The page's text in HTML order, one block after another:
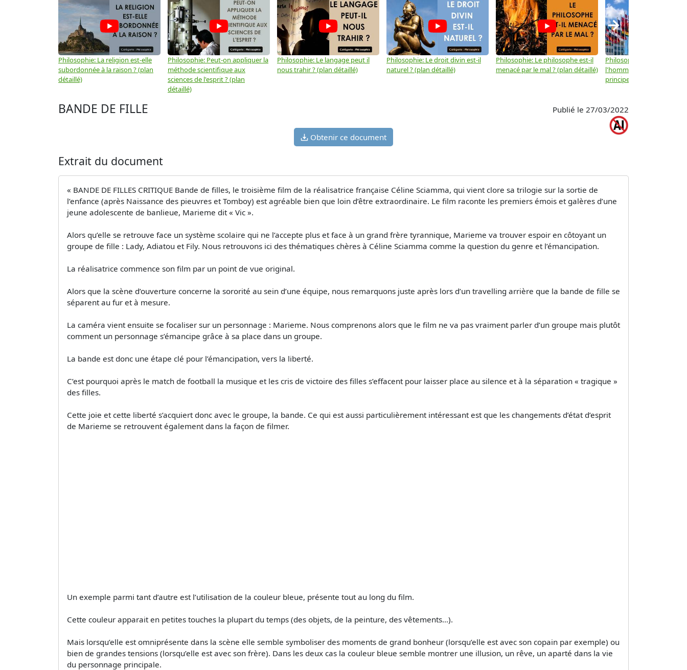
Philosophie: La religion est-elle
subordonnée à la raison ? (plan
détaillé)
Philosophie: Peut-on appliquer la
méthode scientifique aux
sciences de l'esprit ? (plan
détaillé)
Philosophie: Le langage peut il
nous trahir ? (plan détaillé)
Philosophie: Le droit divin est-il
naturel ? (plan détaillé)
Philosophie: Le philosophe est-il
menacé par le mal ? (plan détaillé)
Philosophie: Les droits de
l'homme ne sont-ils que
principes moraux ? (plan
→
BANDE DE FILLE Publié le 27/03/2022
Obtenir ce document
Extrait du document
« BANDE DE FILLES CRITIQUE Bande de filles, le troisième film de la réalisatrice française Céline Sciamma, qui vient clore sa trilogie sur la sortie de
l’enfance (après Naissance des pieuvres et Tomboy) est agréable bien que loin d’être extraordinaire. Le film raconte les premiers émois et galères d’une
jeune adolescente de banlieue, Marieme dit « Vic ».
Alors qu’elle se retrouve face un système scolaire qui ne l’accepte plus et face à un grand frère tyrannique, Marieme va trouver espoir en côtoyant un
groupe de fille : Lady, Adiatou et Fily. Nous retrouvons ici des thématiques chères à Céline Sciamma comme la question du genre et l’émancipation.
La réalisatrice commence son film par un point de vue original.
Alors que la scène d’ouverture concerne la sororité au sein d’une équipe, nous remarquons juste après lors d’un travelling arrière que la bande de fille se
séparent au fur et à mesure.
La caméra vient ensuite se focaliser sur un personnage : Marieme. Nous comprenons alors que le film ne va pas vraiment parler d’un groupe mais plutôt
comment un personnage s’émancipe grâce à sa place dans un groupe.
La bande est donc une étape clé pour l’émancipation, vers la liberté.
C’est pourquoi après le match de football la musique et les cris de victoire des filles s’effacent pour laisser place au silence et à la séparation « tragique »
des filles.
Cette joie et cette liberté s’acquiert donc avec le groupe, la bande. Ce qui est aussi particulièrement intéressant est que les changements d’état d’esprit
de Marieme se retrouvent également dans la façon de filmer.
Un exemple parmi tant d’autre est l’utilisation de la couleur bleue, présente tout au long du film.
Cette couleur apparait en petites touches la plupart du temps (des objets, de la peinture, des vêtements…).
Mais lorsqu’elle est omniprésente dans la scène elle semble symboliser des moments de grand bonheur (lorsqu’elle est avec son copain par exemple) ou
bien de grandes tensions (lorsqu’elle est avec son frère). Dans les deux cas la couleur bleue semble montrer une illusion, un rêve, un aparté dans la vie
du personnage principale.